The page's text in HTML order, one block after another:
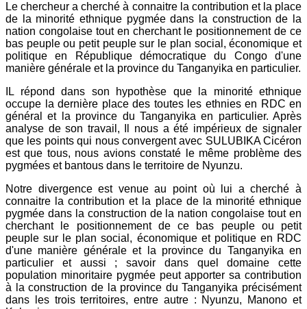
Le chercheur a cherché à connaitre la contribution et la place
de la minorité ethnique pygmée dans la construction de la
nation congolaise tout en cherchant le positionnement de ce
bas peuple ou petit peuple sur le plan social, économique et
politique en République démocratique du Congo d'une
manière générale et la province du Tanganyika en particulier.
IL répond dans son hypothèse que la minorité ethnique
occupe la dernière place des toutes les ethnies en RDC en
général et la province du Tanganyika en particulier. Après
analyse de son travail, Il nous a été impérieux de signaler
que les points qui nous convergent avec SULUBIKA Cicéron
est que tous, nous avions constaté le même problème des
pygmées et bantous dans le territoire de Nyunzu.
Notre divergence est venue au point où lui a cherché à
connaitre la contribution et la place de la minorité ethnique
pygmée dans la construction de la nation congolaise tout en
cherchant le positionnement de ce bas peuple ou petit
peuple sur le plan social, économique et politique en RDC
d'une manière générale et la province du Tanganyika en
particulier et aussi ; savoir dans quel domaine cette
population minoritaire pygmée peut apporter sa contribution
à la construction de la province du Tanganyika précisément
dans les trois territoires, entre autre : Nyunzu, Manono et